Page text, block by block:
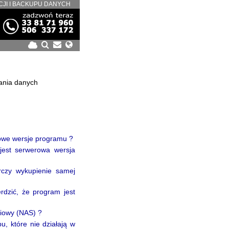
I BACKUPU DANYCH
danych
wersje programu ?
serwerowa wersja
wykupienie samej
że program jest
(NAS) ?
które nie działają w